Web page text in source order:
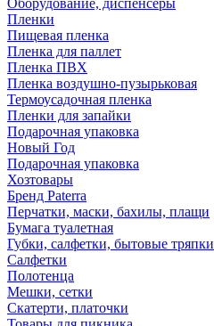
Оборудование, диспенсеры
Пленки
Пищевая пленка
Пленка для паллет
Пленка ПВХ
Пленка воздушно-пузырьковая
Термоусадочная пленка
Пленки для запайки
Подарочная упаковка
Новый Год
Подарочная упаковка
Хозтовары
Бренд Paterra
Перчатки, маски, бахилы, плащи
Бумага туалетная
Губки, салфетки, бытовые тряпки
Салфетки
Полотенца
Мешки, сетки
Скатерти, платочки